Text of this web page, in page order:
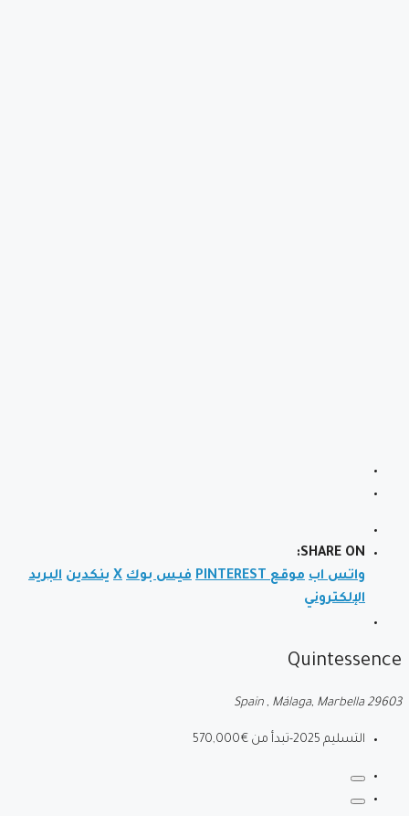
SHARE ON:
واتس اب موقع PINTEREST فيس بوك X ينكدين البريد
الإلكتروني
Quintessence
Spain , Málaga, Marbella 29603
التسليم 2025-تبدأ من €570,000